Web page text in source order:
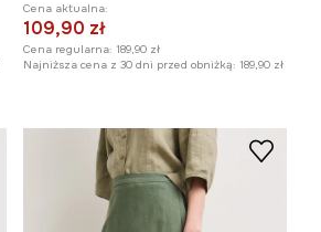
Cena aktualna:
109,90 zł
Cena regularna: 189,90 zł
Najniższa cena z 30 dni przed obniżką: 189,90 zł